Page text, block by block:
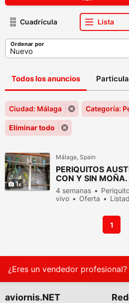
Cuadrícula Lista
Ordenar por
Todos los anuncios
Ciudad: Málaga Categoría:
Eliminar todo
1
Málaga, Spain
PERIQUITOS
CON Y SIN MOÑA.
4 semanas
vivo
Oferta
1
¿Eres un vendedor profesional?
aviornis.NET